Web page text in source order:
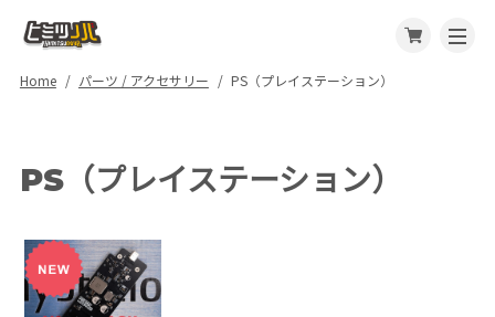
Home パーツ / アクセサリー PS（プレイステーション）
PS（プレイステーション）